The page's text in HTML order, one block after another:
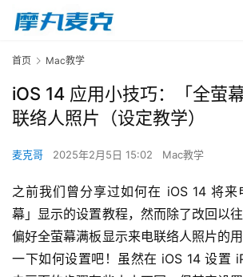
首页 Mac教学
iOS 14 应用小技巧：「全萤
联络人照片（设定教学）
麦克哥 2025年2月5日 15:02 Mac教学
之前我们曾分享过如何在 iOS 14 将来
幕」显示的设置教程，然而除了改回以
偏好全萤幕满板显示来电联络人照片的
一下如何设置吧！虽然在 iOS 14 设置